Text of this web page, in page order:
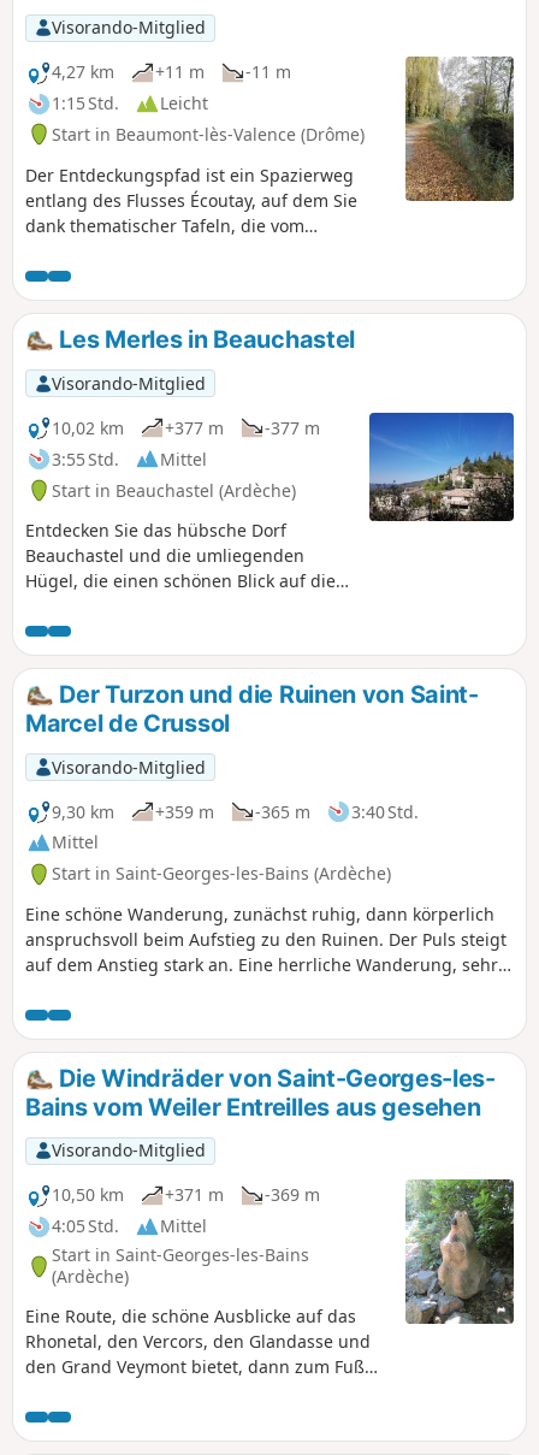
Visorando-Mitglied
4,27 km
+11 m
-11 m
1:15 Std.
Leicht
Start in Beaumont-lès-Valence (Drôme)
Der Entdeckungspfad ist ein Spazierweg
entlang des Flusses Écoutay, auf dem Sie
dank thematischer Tafeln, die vom
entworfen wurden, das Sonnensystem im
Miniaturformat entdecken können.
Les Merles in Beauchastel
Visorando-Mitglied
10,02 km
+377 m
-377 m
3:55 Std.
Mittel
Start in Beauchastel (Ardèche)
Entdecken Sie das hübsche Dorf
Beauchastel und die umliegenden
Hügel, die einen schönen Blick auf die
Ebene bieten.
Der Turzon und die Ruinen von Saint-
Marcel de Crussol
Visorando-Mitglied
9,30 km
+359 m -365 m
3:40 Std.
Mittel
Start in Saint-Georges-les-Bains (Ardèche)
Eine schöne Wanderung, zunächst ruhig, dann körperlich
anspruchsvoll beim Aufstieg zu den Ruinen. Der Puls steigt
auf dem Anstieg stark an. Eine herrliche Wanderung, sehr
kleiner, manchmal kaum erkennbarer Weg.
Die Windräder von Saint-Georges-les-
Bains vom Weiler Entreilles aus gesehen
Visorando-Mitglied
10,50 km
+371 m
-369 m
4:05 Std.
Mittel
Start in Saint-Georges-les-Bains
(Ardèche)
Eine Route, die schöne Ausblicke auf das
Rhonetal, den Vercors, den Glandasse und
den Grand Veymont bietet, dann zum Fuß
der Entdeckung eines sympathischen, in die
Felsen gehauenen Tierbestiar endet.